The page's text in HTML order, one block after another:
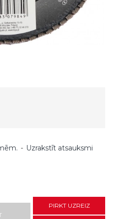
- Uzrakstīt atsauksmi
PIRKT UZREIZ